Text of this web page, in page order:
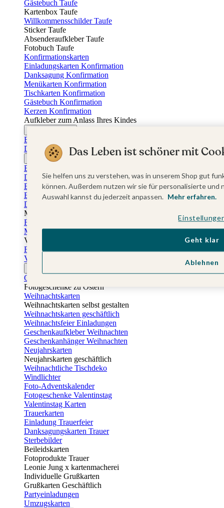
Gästebuch Taufe
Kartenbox Taufe
Willkommensschilder Taufe
Sticker Taufe
Absenderaufkleber Taufe
Fotobuch Taufe
Konfirmationskarten
Einladungskarten Konfirmation
Danksagung Konfirmation
Menükarten Konfirmation
Tischkarten Konfirmation
Gästebuch Konfirmation
Kerzen Konfirmation
Aufkleber zum Anlass Ihres Kindes
Einladungskarten Firmung
Dankeskarten Firmung
Jugendweihekarten
Einladungskarten Jugendweihe
Dankeskarten Jugendweihe
Einschulungskarten
Einladungskarten Einschulung
Danksagung Einschulung
Muttertag
Fotogeschenke Muttertag
Muttertagskarten
Vatertag
Fotogeschenke Vatertag
Vatertagskarten
Osterkarten
Fotogeschenke zu Ostern
Weihnachtskarten
Weihnachtskarten selbst gestalten
Weihnachtskarten geschäftlich
Weihnachtsfeier Einladungen
Geschenkaufkleber Weihnachten
Geschenkanhänger Weihnachten
Neujahrskarten
Neujahrskarten geschäftlich
Weihnachtliche Tischdeko
Windlichter
Foto-Adventskalender
Fotogeschenke Valentinstag
Valentinstag Karten
Trauerkarten
Einladung Trauerfeier
Danksagungskarten Trauer
Sterbebilder
Beileidskarten
Fotoprodukte Trauer
Leonie Jung x kartenmacherei
Individuelle Grußkarten
Grußkarten Geschäftlich
Partyeinladungen
Umzugskarten
Das Leben ist schöner mit
Sie helfen uns zu verstehen, was in unserem Shop gut
können. Außerdem nutzen wir sie für personalisierte
Auswahl kannst du jederzeit anpassen. Mehr erfahren.
Ablehnen
Geht klar